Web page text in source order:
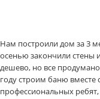
Нам построили дом за 3
осенью закончили стены
дешево, но все
году строим баню вместе
профессиональных